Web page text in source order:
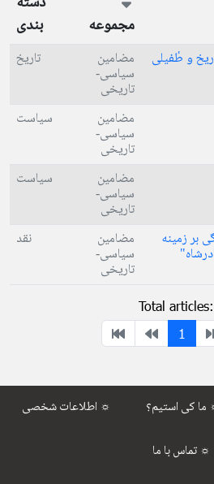
مجموعه
بندی
و طُفیلی مضامین
سیاسی-
تاریخی
تاریخ
مضامین
سیاسی-
تاریخی
سیاست
مضامین
سیاسی-
تاریخی
سیاست
بر زمینه مضامین
سیاسی-
تاریخی
نقد
Total
1
اطلاعات شخصی ☼ ☼
تماس با ما ☼